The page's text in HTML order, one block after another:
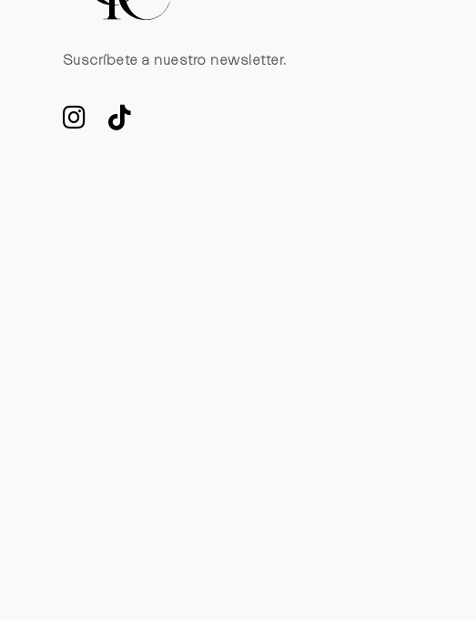
Suscríbete a nuestro newsletter.